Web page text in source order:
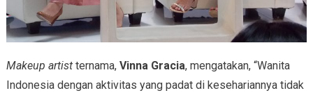
Makeup artistternama, Vinna Gracia, mengatakan, “Wanita
Indonesia dengan aktivitas yang padat di kesehariannya tidak